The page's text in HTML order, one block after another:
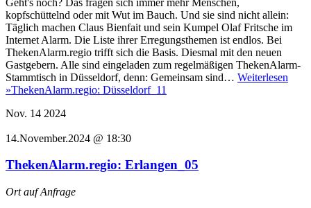
kopfschüttelnd oder mit Wut im Bauch. Und sie sind nicht allein:
Täglich machen Claus Bienfait und sein Kumpel Olaf Fritsche im
Internet Alarm. Die Liste ihrer Erregungsthemen ist endlos. Bei
ThekenAlarm.regio trifft sich die Basis. Diesmal mit den neuen
Gastgebern. Alle sind eingeladen zum regelmäßigen ThekenAlarm-
Stammtisch in Düsseldorf, denn: Gemeinsam sind… Weiterlesen
»ThekenAlarm.regio: Düsseldorf_11
Nov. 14 2024
14.November.2024 @ 18:30
ThekenAlarm.regio: Erlangen_05
Ort auf Anfrage